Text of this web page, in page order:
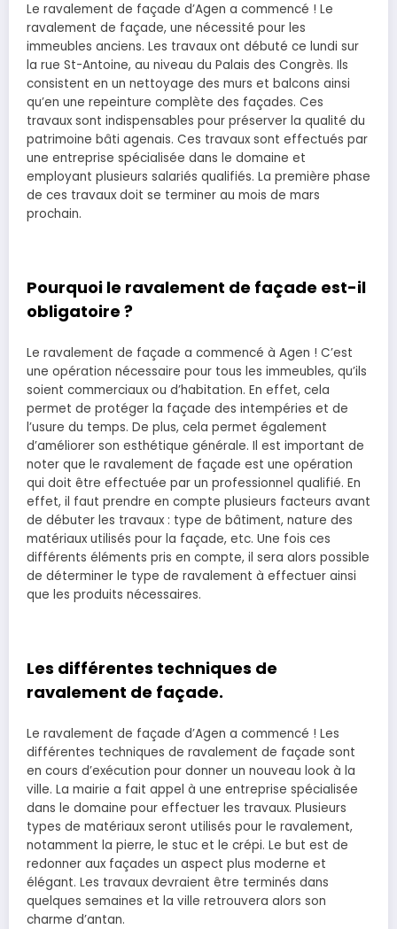
Le ravalement de façade d’Agen a commencé ! Le
ravalement de façade, une nécessité pour les
immeubles anciens. Les travaux ont débuté ce lundi sur
la rue St-Antoine, au niveau du Palais des Congrès. Ils
consistent en un nettoyage des murs et balcons ainsi
qu’en une repeinture complète des façades. Ces
travaux sont indispensables pour préserver la qualité du
patrimoine bâti agenais. Ces travaux sont effectués par
une entreprise spécialisée dans le domaine et
employant plusieurs salariés qualifiés. La première phase
de ces travaux doit se terminer au mois de mars
prochain.
Pourquoi le ravalement de façade est-il
obligatoire ?
Le ravalement de façade a commencé à Agen ! C’est
une opération nécessaire pour tous les immeubles, qu’ils
soient commerciaux ou d’habitation. En effet, cela
permet de protéger la façade des intempéries et de
l’usure du temps. De plus, cela permet également
d’améliorer son esthétique générale. Il est important de
noter que le ravalement de façade est une opération
qui doit être effectuée par un professionnel qualifié. En
effet, il faut prendre en compte plusieurs facteurs avant
de débuter les travaux : type de bâtiment, nature des
matériaux utilisés pour la façade, etc. Une fois ces
différents éléments pris en compte, il sera alors possible
de déterminer le type de ravalement à effectuer ainsi
que les produits nécessaires.
Les différentes techniques de
ravalement de façade.
Le ravalement de façade d’Agen a commencé ! Les
différentes techniques de ravalement de façade sont
en cours d’exécution pour donner un nouveau look à la
ville. La mairie a fait appel à une entreprise spécialisée
dans le domaine pour effectuer les travaux. Plusieurs
types de matériaux seront utilisés pour le ravalement,
notamment la pierre, le stuc et le crépi. Le but est de
redonner aux façades un aspect plus moderne et
élégant. Les travaux devraient être terminés dans
quelques semaines et la ville retrouvera alors son
charme d’antan.